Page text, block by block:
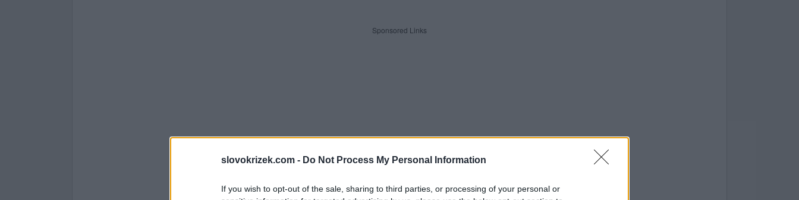
slovokrizek.com - Do Not Process My Personal Information
If you wish to opt-out of the sale, sharing to third parties, or processing of your personal or
Sponsored Links